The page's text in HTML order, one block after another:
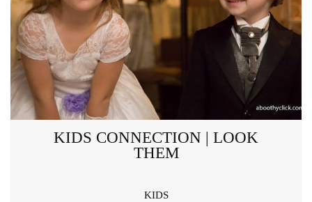
KIDS CONNECTION | LOOK
THEM
KIDS